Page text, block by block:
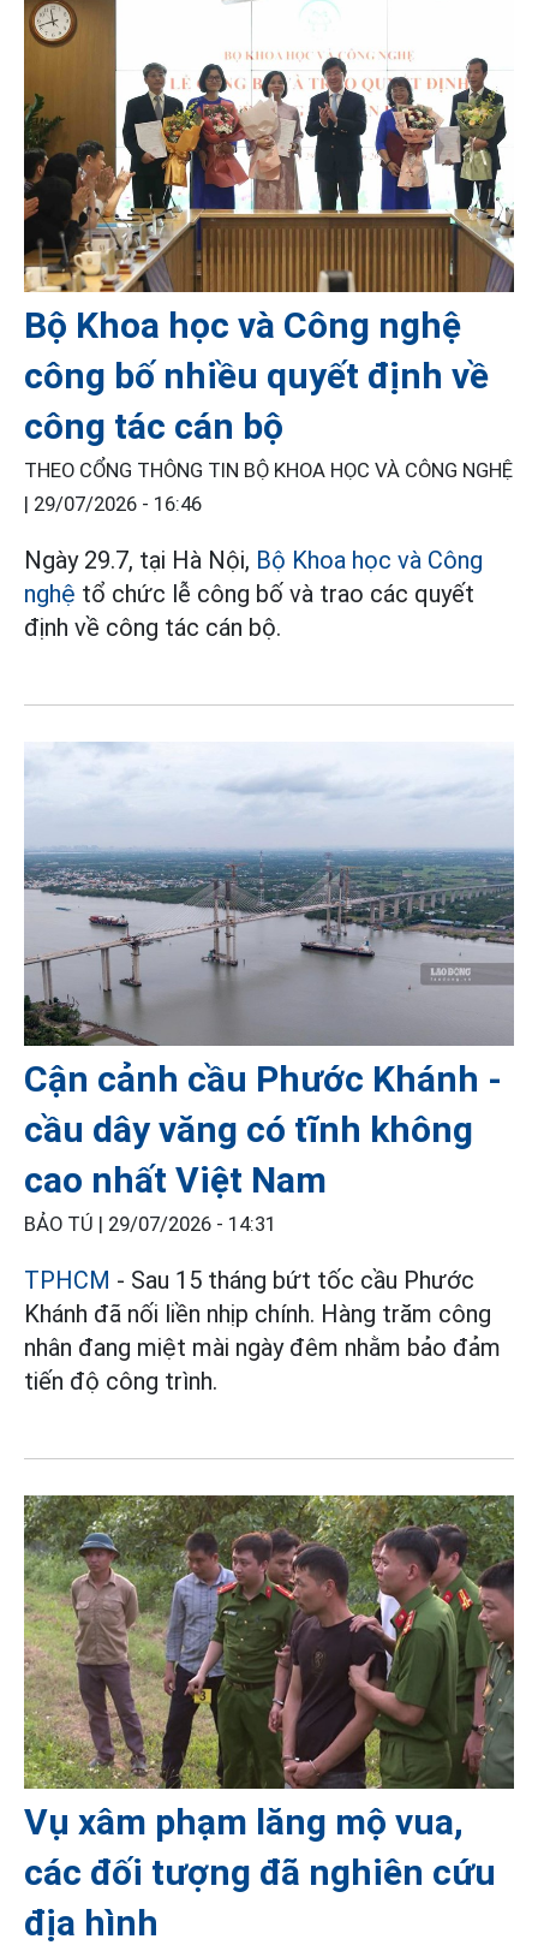
Bộ Khoa học và Công nghệ
công bố nhiều quyết định về
công tác cán bộ
THEO CỔNG THÔNG TIN BỘ KHOA HỌC VÀ CÔNG NGHỆ
| 29/07/2026 - 16:46
Ngày 29.7, tại Hà Nội, Bộ Khoa học và Công
nghệ tổ chức lễ công bố và trao các quyết
định về công tác cán bộ.
Cận cảnh cầu Phước Khánh -
cầu dây văng có tĩnh không
cao nhất Việt Nam
BẢO TÚ | 29/07/2026 - 14:31
TPHCM - Sau 15 tháng bứt tốc cầu Phước
Khánh đã nối liền nhịp chính. Hàng trăm công
nhân đang miệt mài ngày đêm nhằm bảo đảm
tiến độ công trình.
Vụ xâm phạm lăng mộ vua,
các đối tượng đã nghiên cứu
địa hình